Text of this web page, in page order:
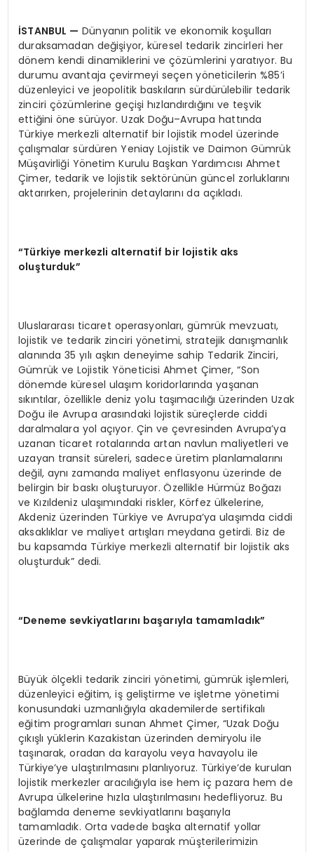
İSTANBUL — Dünyanın politik ve ekonomik koşulları
duraksamadan değişiyor, küresel tedarik zincirleri her
dönem kendi dinamiklerini ve çözümlerini yaratıyor. Bu
durumu avantaja çevirmeyi seçen yöneticilerin %85’i
düzenleyici ve jeopolitik baskıların sürdürülebilir tedarik
zinciri çözümlerine geçişi hızlandırdığını ve teşvik
ettiğini öne sürüyor. Uzak Doğu–Avrupa hattında
Türkiye merkezli alternatif bir lojistik model üzerinde
çalışmalar sürdüren Yeniay Lojistik ve Daimon Gümrük
Müşavirliği Yönetim Kurulu Başkan Yardımcısı Ahmet
Çimer, tedarik ve lojistik sektörünün güncel zorluklarını
aktarırken, projelerinin detaylarını da açıkladı.
“Türkiye merkezli alternatif bir lojistik aks
oluşturduk”
Uluslararası ticaret operasyonları, gümrük mevzuatı,
lojistik ve tedarik zinciri yönetimi, stratejik danışmanlık
alanında 35 yılı aşkın deneyime sahip Tedarik Zinciri,
Gümrük ve Lojistik Yöneticisi Ahmet Çimer, “Son
dönemde küresel ulaşım koridorlarında yaşanan
sıkıntılar, özellikle deniz yolu taşımacılığı üzerinden Uzak
Doğu ile Avrupa arasındaki lojistik süreçlerde ciddi
daralmalara yol açıyor. Çin ve çevresinden Avrupa’ya
uzanan ticaret rotalarında artan navlun maliyetleri ve
uzayan transit süreleri, sadece üretim planlamalarını
değil, aynı zamanda maliyet enflasyonu üzerinde de
belirgin bir baskı oluşturuyor. Özellikle Hürmüz Boğazı
ve Kızıldeniz ulaşımındaki riskler, Körfez ülkelerine,
Akdeniz üzerinden Türkiye ve Avrupa’ya ulaşımda ciddi
aksaklıklar ve maliyet artışları meydana getirdi. Biz de
bu kapsamda Türkiye merkezli alternatif bir lojistik aks
oluşturduk” dedi.
“Deneme sevkiyatlarını başarıyla tamamladık”
Büyük ölçekli tedarik zinciri yönetimi, gümrük işlemleri,
düzenleyici eğitim, iş geliştirme ve işletme yönetimi
konusundaki uzmanlığıyla akademilerde sertifikalı
eğitim programları sunan Ahmet Çimer, “Uzak Doğu
çıkışlı yüklerin Kazakistan üzerinden demiryolu ile
taşınarak, oradan da karayolu veya havayolu ile
Türkiye’ye ulaştırılmasını planlıyoruz. Türkiye’de kurulan
lojistik merkezler aracılığıyla ise hem iç pazara hem de
Avrupa ülkelerine hızla ulaştırılmasını hedefliyoruz. Bu
bağlamda deneme sevkiyatlarını başarıyla
tamamladık. Orta vadede başka alternatif yollar
üzerinde de çalışmalar yaparak müşterilerimizin